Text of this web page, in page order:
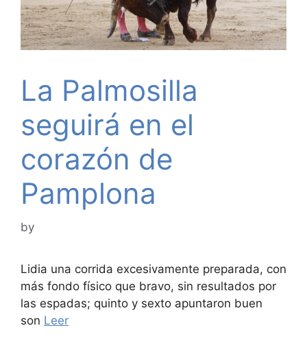
La Palmosilla
seguirá en el
corazón de
Pamplona
by
Lidia una corrida excesivamente preparada, con
más fondo físico que bravo, sin resultados por
las espadas; quinto y sexto apuntaron buen
son Leer